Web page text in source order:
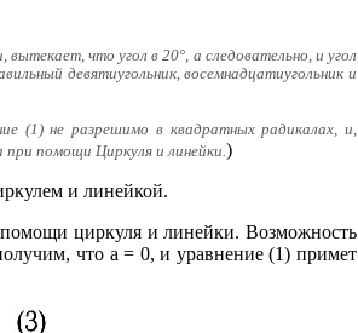
что угол в 20°, а следовательно, и угол
девятиугольник, восемнадцатиугольник и
(1) не разрешимо в квадратных радикалах, и,
помощи Циркуля и линейки.)
и линейкой.
циркуля и линейки. Возможность
что a = 0, и уравнение (1) примет